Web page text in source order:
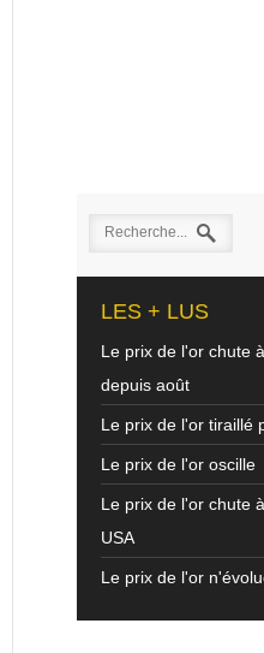
LES + LUS
Le prix de l'or chute
depuis août
Le prix de l'or tiraillé
Le prix de l'or oscille
Le prix de l'or chute
USA
Le prix de l'or